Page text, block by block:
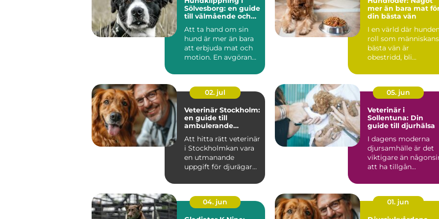
Sölvesborg: en guide
till välmående och
Att ta hand om sin
hund är mer än bara
att erbjuda mat och
motion. En avgörande
mer än bara mat
din bästa vän
I en värld där
roll som människans
bästa vän är
obestridd, bli...
02. jul
Veterinär Stockholm:
en guide till
ambulerande
Att hitta rätt veterinär
i Stockholmkan vara
en utmanande
uppgift för djurägare
05. jun
Veterinär i
Sollentuna: Din
guide till djurhälsa
I dagens moderna
djursamhälle är det
viktigare än
att ha tillgån...
04. jun
01. jun